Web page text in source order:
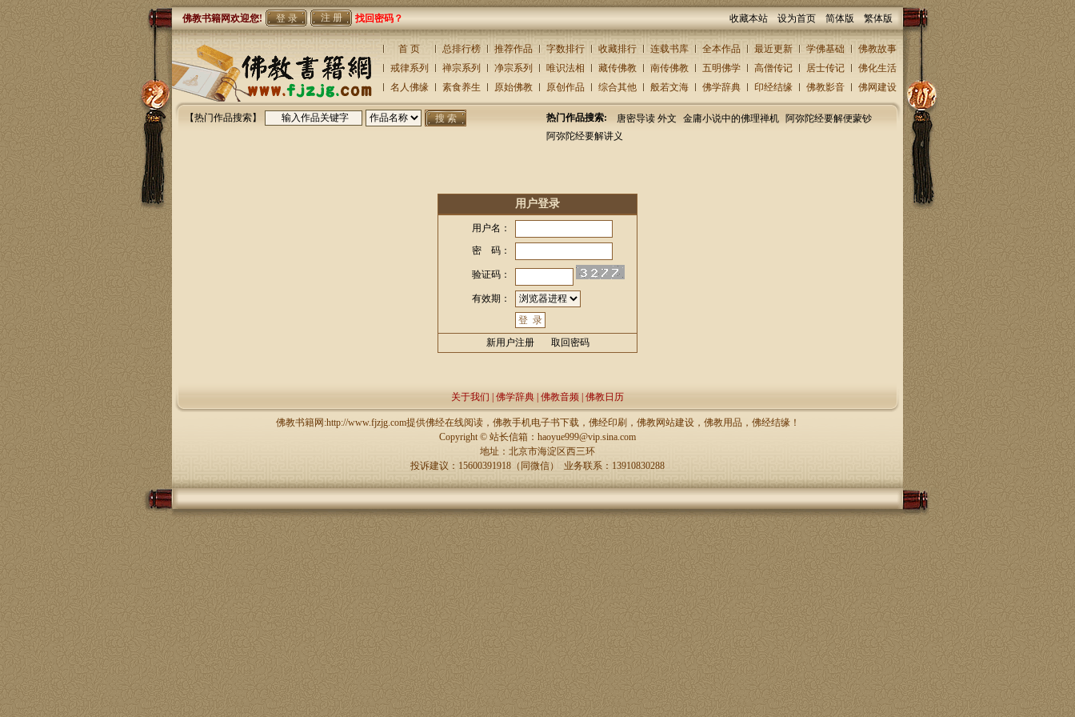
佛教书籍网欢迎您! 注 册 找回密码？ 收藏本站 设为首页 简体版 繁体版
首 页 总排行榜 推荐作品 字数排行 收藏排行 连载书库 全本作品 最近更新 学佛基础
佛教故事
戒律系列
禅宗系列 净宗系列 唯识法相 藏传佛教 南传佛教 五明佛学 高僧传记 居士传记
佛化生活
名人佛缘
素食养生 原始佛教 原创作品 综合其他 般若文海 佛学辞典 印经结缘 佛教影音 佛网建设
【热门作品搜索】 热门作品搜索: 唐密导读 外文 金庸小说中的佛理禅机
阿弥陀经要解便蒙钞
阿弥陀经要解讲义
用户登录
用户名：
密 码：
验证码：
有效期：
新用户注册 取回密码
关于我们 佛学辞典 佛教音频 佛教日历
佛教书籍网:http://www.fjzjg.com提供佛经在线阅读，佛教手机电子书下载，佛经印刷，佛教网站建设，佛教用品，佛经结缘！
Copyright © 站长信箱：haoyue999@vip.sina.com
地址：北京市海淀区西三环
投诉建议：15600391918（同微信） 业务联系：13910830288